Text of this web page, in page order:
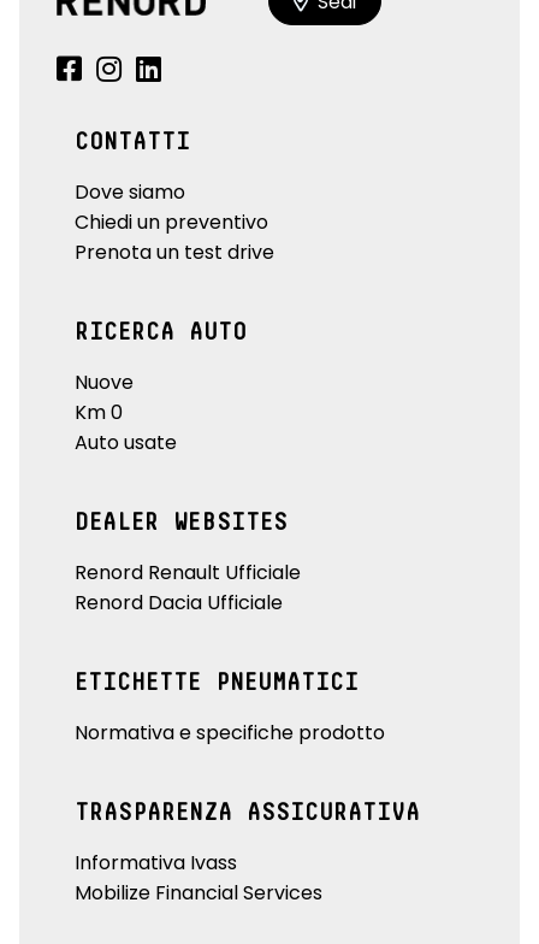
CONTATTI
Dove siamo
Chiedi un preventivo
Prenota un test drive
RICERCA AUTO
Nuove
Km 0
Auto usate
DEALER WEBSITES
Renord Renault Ufficiale
Renord Dacia Ufficiale
ETICHETTE PNEUMATICI
Normativa e specifiche prodotto
TRASPARENZA ASSICURATIVA
Informativa Ivass
Mobilize Financial Services